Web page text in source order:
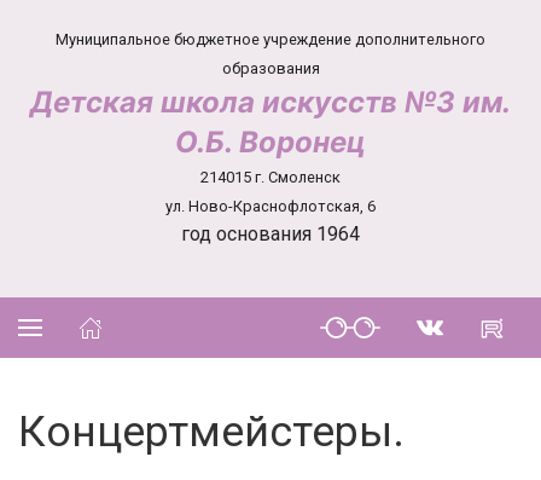
Муниципальное бюджетное учреждение дополнительного
образования
Детская школа искусств №3 им.
О.Б. Воронец
214015 г. Смоленск
ул. Ново-Краснофлотская, 6
год основания 1964
Концертмейстеры.